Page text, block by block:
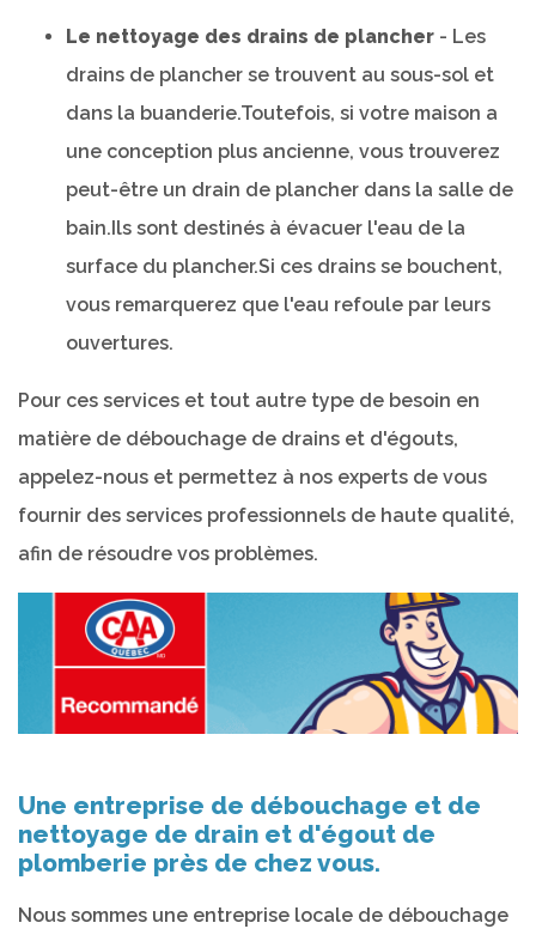
Le nettoyage des drains de plancher - Les
drains de plancher se trouvent au sous-sol et
dans la buanderie.Toutefois, si votre maison a
une conception plus ancienne, vous trouverez
peut-être un drain de plancher dans la salle de
bain.Ils sont destinés à évacuer l'eau de la
surface du plancher.Si ces drains se bouchent,
vous remarquerez que l'eau refoule par leurs
ouvertures.
Pour ces services et tout autre type de besoin en
matière de débouchage de drains et d'égouts,
appelez-nous et permettez à nos experts de vous
fournir des services professionnels de haute qualité,
afin de résoudre vos problèmes.
Une entreprise de débouchage et de
nettoyage de drain et d'égout de
plomberie près de chez vous.
Nous sommes une entreprise locale de débouchage